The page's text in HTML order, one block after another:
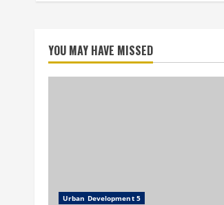
YOU MAY HAVE MISSED
Urban Development 5